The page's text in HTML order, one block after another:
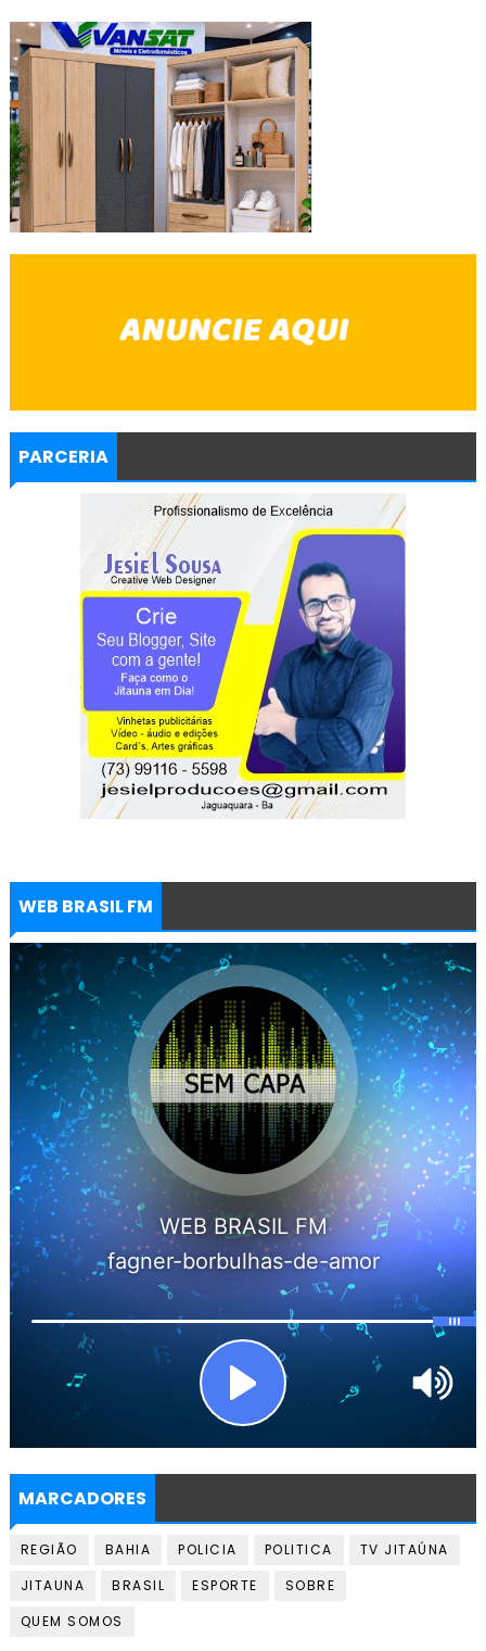
PARCERIA
WEB BRASIL FM
MARCADORES
REGIÃO BAHIA POLICIA POLITICA
TV JITAÚNA
JITAUNA
BRASIL ESPORTE
SOBRE
QUEM SOMOS